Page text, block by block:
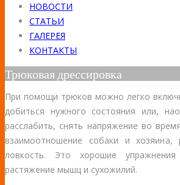
НОВОСТИ
СТАТЬИ
ГАЛЕРЕЯ
КОНТАКТЫ
Трюковая дрессировка
При помощи трюков можно легко
добиться нужного состояния или,
расслабить, снять напряжение во
взаимоотношение собаки и хозяина,
ловкость. Это хорошие
растяжение мышц и сухожилий.